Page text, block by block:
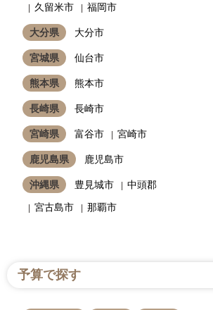
久留米市
福岡市
大分県 大分市
宮城県 仙台市
熊本県 熊本市
長崎県 長崎市
宮崎県 富谷市 宮崎市
鹿児島県 鹿児島市
沖縄県 豊見城市
中頭郡
宮古島市
那覇市
予算で探す